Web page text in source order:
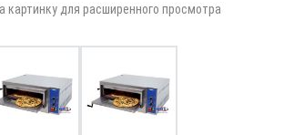
картинку для расширенного просмотра